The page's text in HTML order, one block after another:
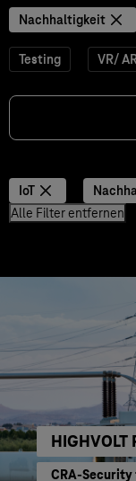
Nachhaltigkeit
Testing VR/
IoT
Alle Filter entfernen
CRA-